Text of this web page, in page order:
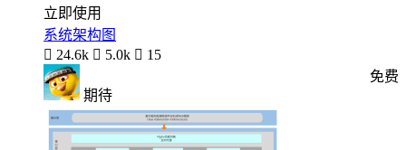
立即使用
系统架构图
 24.6k  5.0k  15
期待
免费